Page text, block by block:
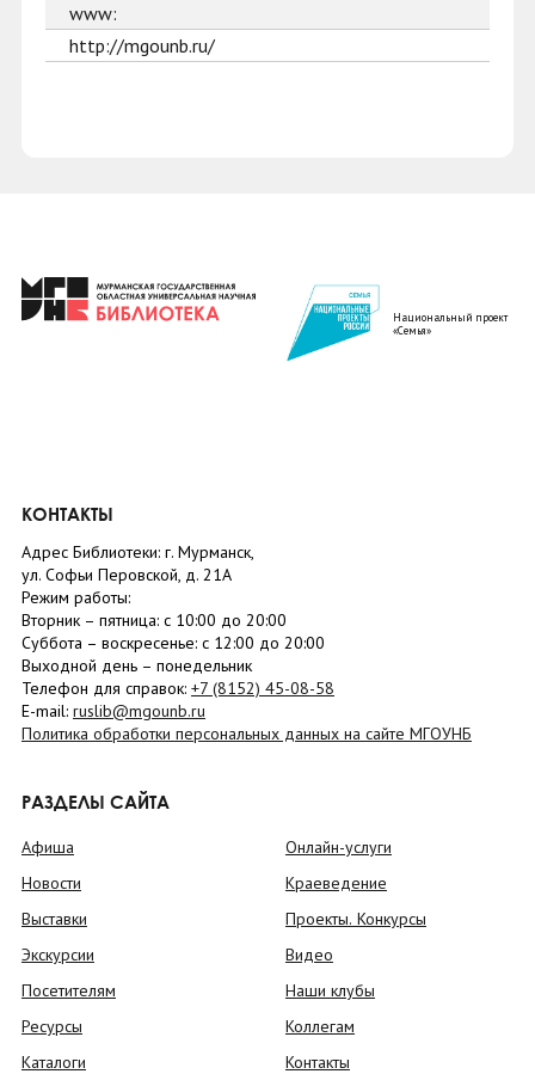
www:
http://mgounb.ru/
Национальный проект
«Семья»
КОНТАКТЫ
Адрес Библиотеки: г. Мурманск,
ул. Софьи Перовской, д. 21А
Режим работы:
Вторник – пятница: с 10:00 до 20:00
Суббота – воскресенье: c 12:00 до 20:00
Выходной день – понедельник
Телефон для справок: +7 (8152) 45-08-58
E-mail: ruslib@mgounb.ru
Политика обработки персональных данных на сайте МГОУНБ
РАЗДЕЛЫ САЙТА
Афиша
Новости
Выставки
Экскурсии
Посетителям
Ресурсы
Каталоги
Онлайн-услуги
Краеведение
Проекты. Конкурсы
Видео
Наши клубы
Коллегам
Контакты